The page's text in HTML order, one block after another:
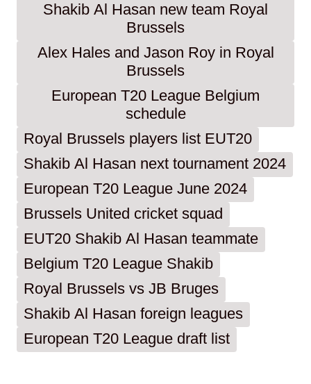
Shakib Al Hasan new team Royal
Brussels
Alex Hales and Jason Roy in Royal
Brussels
European T20 League Belgium
schedule
Royal Brussels players list EUT20
Shakib Al Hasan next tournament 2024
European T20 League June 2024
Brussels United cricket squad
EUT20 Shakib Al Hasan teammate
Belgium T20 League Shakib
Royal Brussels vs JB Bruges
Shakib Al Hasan foreign leagues
European T20 League draft list